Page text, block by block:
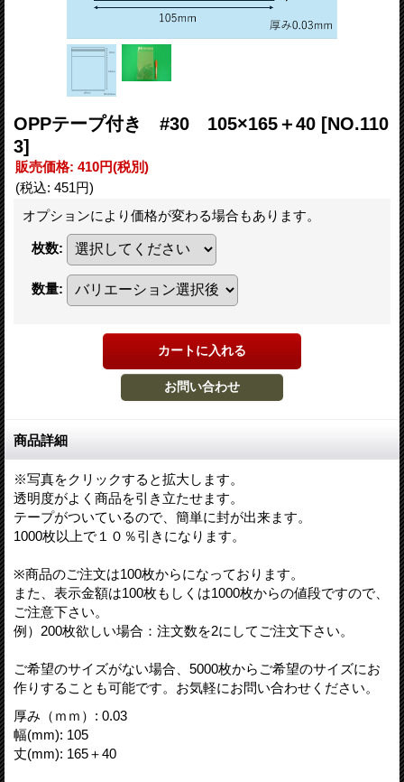
OPPテープ付き #30 105×165＋40 [NO.110
3]
販売価格: 410円(税別)
(税込: 451円)
オプションにより価格が変わる場合もあります。
枚数:
数量:
商品詳細
※写真をクリックすると拡大します。
透明度がよく商品を引き立たせます。
テープがついているので、簡単に封が出来ます。
1000枚以上で１０％引きになります。
※商品のご注文は100枚からになっております。
また、表示金額は100枚もしくは1000枚からの値段ですので、
ご注意下さい。
例）200枚欲しい場合：注文数を2にしてご注文下さい。
ご希望のサイズがない場合、5000枚からご希望のサイズにお
作りすることも可能です。お気軽にお問い合わせください。
厚み（ｍｍ） : 0.03
幅(mm): 105
丈(mm): 165＋40